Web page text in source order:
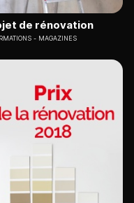
de rénovation
MAGAZINES